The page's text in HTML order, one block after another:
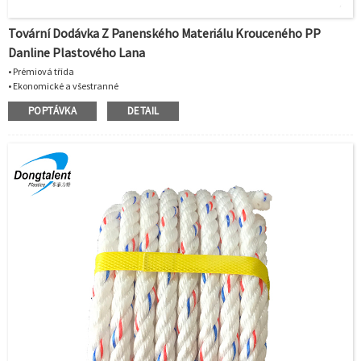
Tovární Dodávka Z Panenského Materiálu Krouceného PP
Danline Plastového Lana
• Prémiová třída
• Ekonomické a všestranné
• Specifická hmotnost:0,91
•Pluje a lze jej skladovat mokrý nebo suchý
• Dobrá odolnost vůči rozpouštědlům a chemikáliím
• Použití pro rybolov, moře, akvakulturu
POPTÁVKA DETAIL